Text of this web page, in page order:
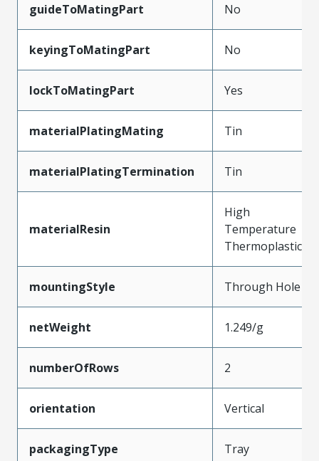
guideToMatingPart No
keyingToMatingPart No
lockToMatingPart Yes
materialPlatingMating Tin
materialPlatingTermination Tin
materialResin
High
Temperature
Thermoplastic
mountingStyle Through Hole
netWeight 1.249/g
numberOfRows 2
orientation Vertical
packagingType Tray